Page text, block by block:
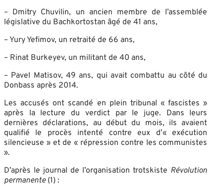
– Dmitry Chuvilin, un ancien membre de l’assemblée
législative du Bachkortostan âgé de 41 ans,
– Yury Yefimov, un retraité de 66 ans,
– Rinat Burkeyev, un militant de 40 ans,
– Pavel Matisov, 49 ans, qui avait combattu au côté du
Donbass après 2014.
Les accusés ont scandé en plein tribunal « fascistes »
après la lecture du verdict par le juge. Dans leurs
dernières déclarations, au début du mois, ils avaient
qualifié le procès intenté contre eux d’« exécution
silencieuse » et de « répression contre les communistes
».
D’après le journal de l’organisation trotskiste Révolution
permanente(1) :